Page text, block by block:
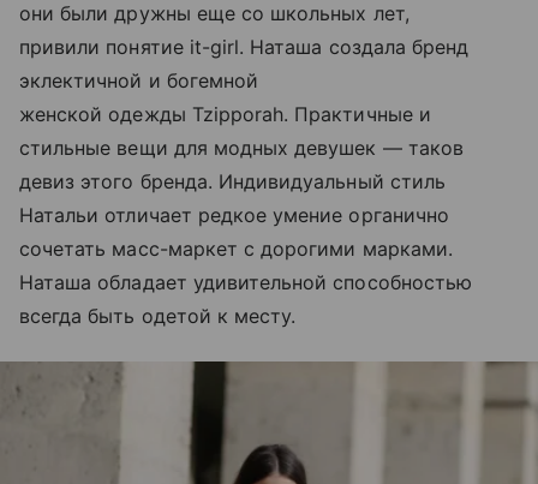
они были дружны еще со школьных лет,
привили понятие it-girl. Наташа создала бренд
эклектичной и богемной
женской одежды Tzipporah. Практичные и
стильные вещи для модных девушек — таков
девиз этого бренда. Индивидуальный стиль
Натальи отличает редкое умение органично
сочетать масс-маркет с дорогими марками.
Наташа обладает удивительной способностью
всегда быть одетой к месту.